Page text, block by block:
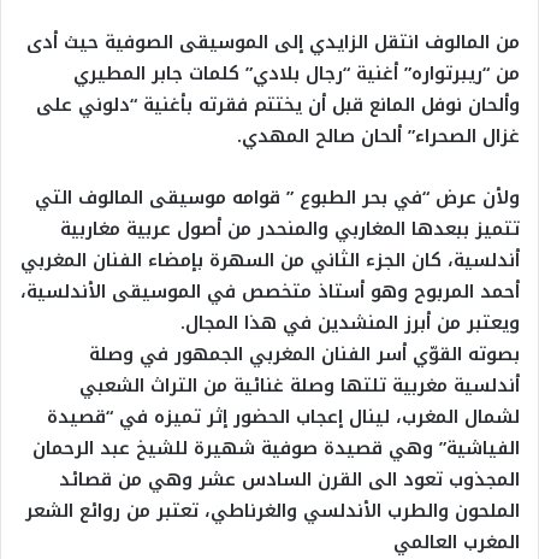
من المالوف انتقل الزايدي إلى الموسيقى الصوفية حيث أدى
من “ريبرتواره” أغنية “رجال بلادي” كلمات جابر المطيري
وألحان نوفل المانع قبل أن يختتم فقرته بأغنية “دلوني على
غزال الصحراء” ألحان صالح المهدي.
ولأن عرض “في بحر الطبوع ” قوامه موسيقى المالوف التي
تتميز ببعدها المغاربي والمنحدر من أصول عربية مغاربية
أندلسية، كان الجزء الثاني من السهرة بإمضاء الفنان المغربي
أحمد المربوح وهو أستاذ متخصص في الموسيقى الأندلسية،
ويعتبر من أبرز المنشدين في هذا المجال.
بصوته القوّي أسر الفنان المغربي الجمهور في وصلة
أندلسية مغربية تلتها وصلة غنائية من التراث الشعبي
لشمال المغرب، لينال إعجاب الحضور إثر تميزه في “قصيدة
الفياشية” وهي قصيدة صوفية شهيرة للشيخ عبد الرحمان
المجذوب تعود الى القرن السادس عشر وهي من قصائد
الملحون والطرب الأندلسي والغرناطي، تعتبر من روائع الشعر
المغرب العالمي